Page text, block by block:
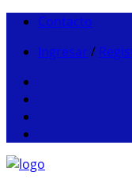
Contacto
Ingresar /